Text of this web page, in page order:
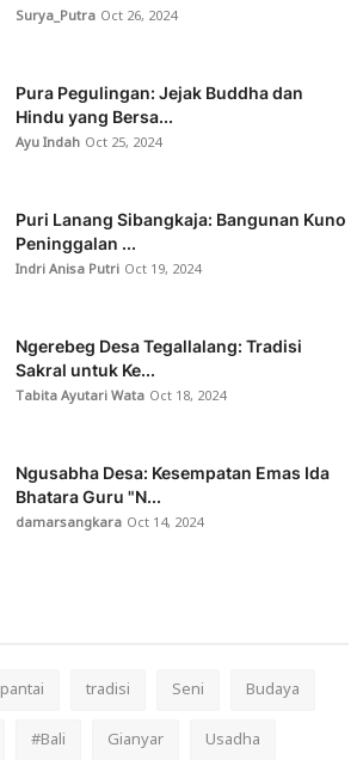
Surya_Putra Oct 26, 2024
Pura Pegulingan: Jejak Buddha dan
Hindu yang Bersa...
Ayu Indah Oct 25, 2024
Puri Lanang Sibangkaja: Bangunan Kuno
Peninggalan ...
Indri Anisa Putri Oct 19, 2024
Ngerebeg Desa Tegallalang: Tradisi
Sakral untuk Ke...
Tabita Ayutari Wata Oct 18, 2024
Ngusabha Desa: Kesempatan Emas Ida
Bhatara Guru "N...
damarsangkara Oct 14, 2024
pantai tradisi Seni
Budaya
#Bali Gianyar
Usadha